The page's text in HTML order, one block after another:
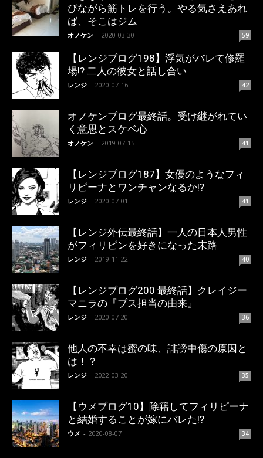
びながら筋トレを行う。やる気さえあれ
ば、そこはジム
オノケン - 2020-03-30 59
【レンジブログ198】浮気がバレて修羅
場!? 二人の彼女と話し合い
レンジ - 2020-07-16 42
オノケンブログ最終話。受け継がれてい
く意思とスケベ心
オノケン - 2019-07-15 41
【レンジブログ187】女優のようなフィ
リピーナとワンチャンなるか!?
レンジ - 2020-07-01 41
【レンジ外伝最終話】一人の日本人男性
がフィリピンを好きになった末路
レンジ - 2019-11-22 40
【レンジブログ200 最終話】クレイジー
マニラの『ブス担当の由来』
レンジ - 2020-07-20 36
他人の不幸は蜜の味、誹謗中傷の原因と
は！？
レンジ - 2022-03-20 35
【ウメブログ10】除籍してフィリピーナ
と結婚することが嫁にバレた!?
ウメ - 2020-08-07 34